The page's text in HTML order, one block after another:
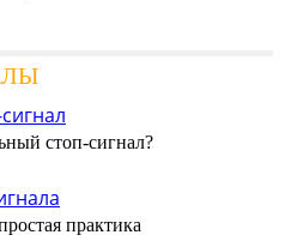
стоп-сигнал?
практика